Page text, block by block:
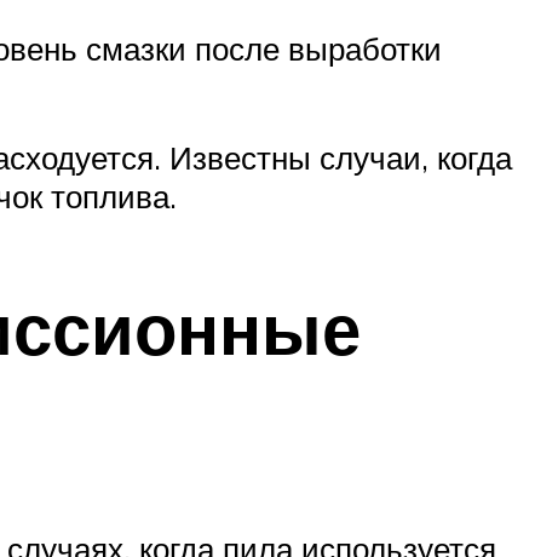
смазки после выработки
Известны случаи, когда
топлива.
когда пила используется